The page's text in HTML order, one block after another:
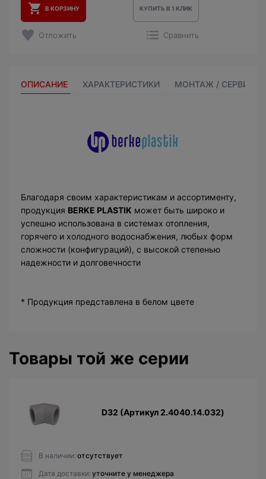
В КОРЗИНУ КУПИТЬ В 1 КЛИК
Отложить Сравнить
ОПИСАНИЕ ХАРАКТЕРИСТИКИ МОНТАЖ / СЕРВИС
Благодаря своим характеристикам и ассортименту,
продукция BERKE PLASTIK может быть широко и
успешно использована в системах отопления,
горячего и холодного водоснабжения, любых форм
сложности (конфигураций), с высокой степенью
надежности и долговечности
* Продукция представлена в белом цвете
Товары той же серии
D32 (Артикул 2.4040.14.032)
В наличии: отсутствует
Дата доставки: уточните у менеджера